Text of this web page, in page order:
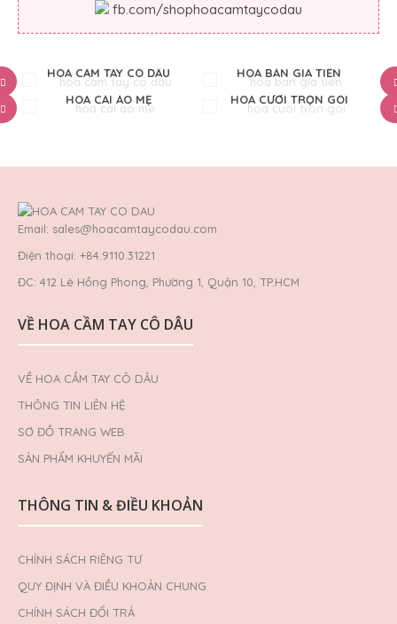
fb.com/shophoacamtaycodau
HOA CẦM TAY CÔ DÂU
HOA BÀN GIA TIÊN
HOA CÀI ÁO MẸ
HOA CƯỚI TRỌN GÓI
Email: sales@hoacamtaycodau.com
Điện thoại: +84.9110.31221
ĐC: 412 Lê Hồng Phong, Phường 1, Quận 10, TP.HCM
VỀ HOA CẦM TAY CÔ DÂU
VỀ HOA CẦM TAY CÔ DÂU
THÔNG TIN LIÊN HỆ
SƠ ĐỒ TRANG WEB
SẢN PHẨM KHUYẾN MÃI
THÔNG TIN & ĐIỀU KHOẢN
CHÍNH SÁCH RIÊNG TƯ
QUY ĐỊNH VÀ ĐIỀU KHOẢN CHUNG
CHÍNH SÁCH ĐỔI TRẢ